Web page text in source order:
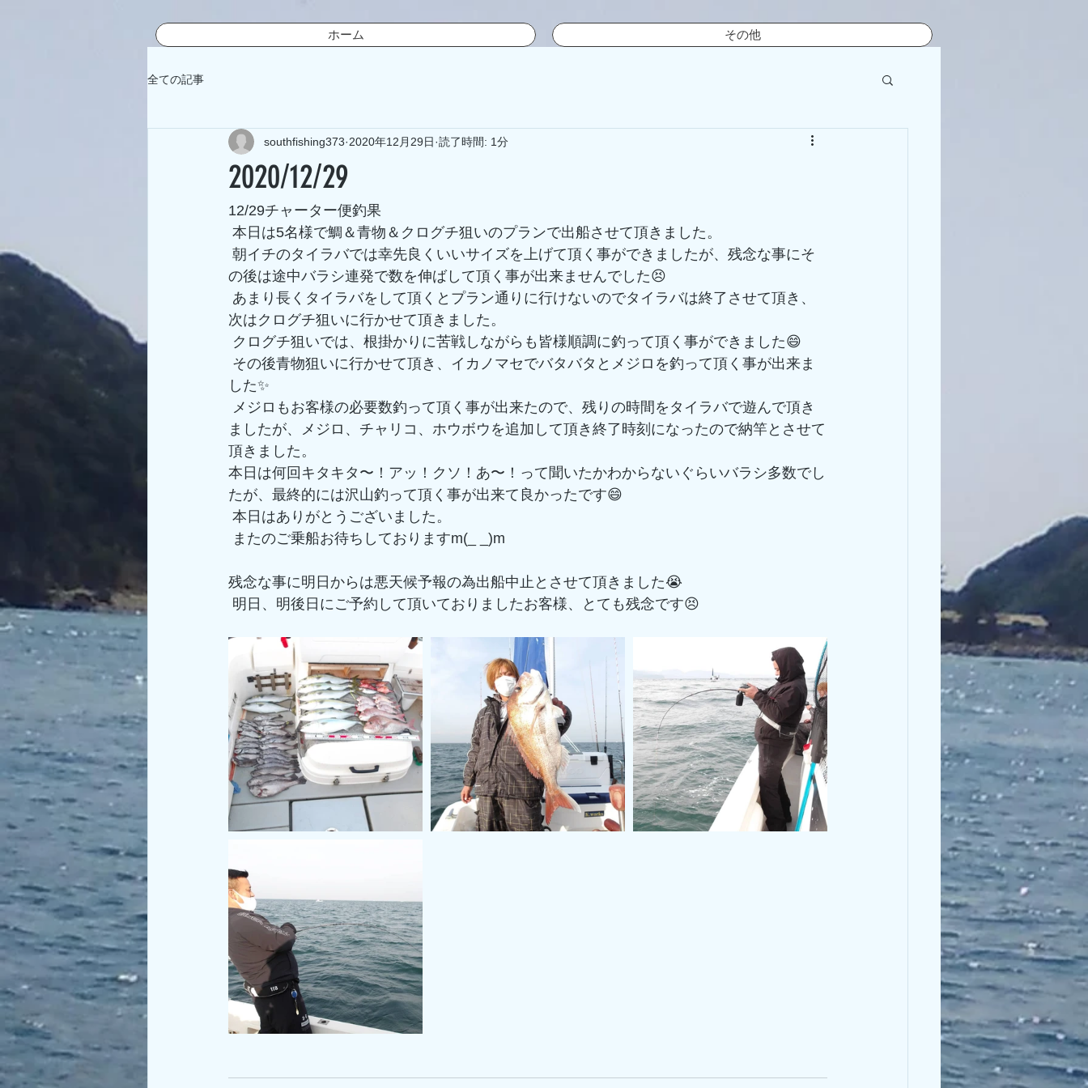
ホーム その他
全ての記事
2020/12/29
southfishing373 2020年12月29日 読了時間: 1分
12/29チャーター便釣果
本日は5名様で鯛＆青物＆クログチ狙いのプランで出船させて頂きました。
の後は途中バラシ連発で数を伸ばして頂く事が出来ませんでした😣
次はクログチ狙いに行かせて頂きました。
クログチ狙いでは、根掛かりに苦戦しながらも皆様順調に釣って頂く事ができました😄
した✨
ましたが、メジロ、チャリコ、ホウボウを追加して頂き終了時刻になったので納竿とさせて
頂きました。
本日は何回キタキタ〜！アッ！クソ！あ〜！って聞いたかわからないぐらいバラシ多数でし
たが、最終的には沢山釣って頂く事が出来て良かったです😄
本日はありがとうございました。
またのご乗船お待ちしておりますm(_ _)m
残念な事に明日からは悪天候予報の為出船中止とさせて頂きました😭
明日、明後日にご予約して頂いておりましたお客様、とても残念です😣